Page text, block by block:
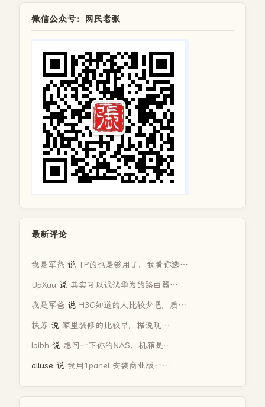
微信公众号：网民老张
最新评论
我是军爸 说 TP的也是够用了，我看你选…
UpXuu 说 其实可以试试华为的路由器…
我是军爸 说 H3C知道的人比较少吧，质…
扶苏 说 家里装修的比较早，据说现…
loibh 说 想问一下你的NAS，机箱是…
alluse 说 我用1panel 安装商业版一…